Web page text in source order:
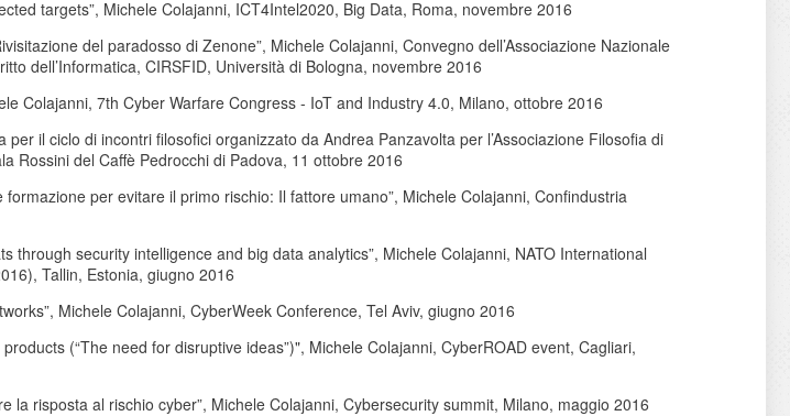
targets”, Michele Colajanni, ICT4Intel2020, Big Data, Roma, novembre 2016
del paradosso di Zenone”, Michele Colajanni, Convegno dell’Associazione Nazionale
dell’Informatica, CIRSFID, Università di Bologna, novembre 2016
Colajanni, 7th Cyber Warfare Congress - IoT and Industry 4.0, Milano, ottobre 2016
il ciclo di incontri filosofici organizzato da Andrea Panzavolta per l’Associazione Filosofia di
Rossini del Caffè Pedrocchi di Padova, 11 ottobre 2016
per evitare il primo rischio: Il fattore umano”, Michele Colajanni, Confindustria
through security intelligence and big data analytics”, Michele Colajanni, NATO International
Tallin, Estonia, giugno 2016
Michele Colajanni, CyberWeek Conference, Tel Aviv, giugno 2016
(“The need for disruptive ideas”)", Michele Colajanni, CyberROAD event, Cagliari,
la risposta al rischio cyber”, Michele Colajanni, Cybersecurity summit, Milano, maggio 2016